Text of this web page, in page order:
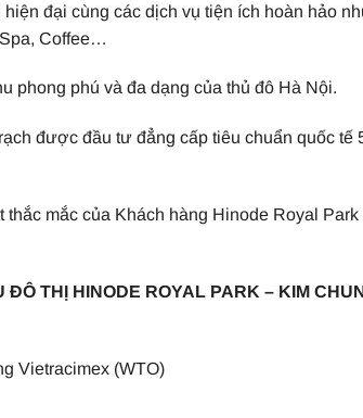
đại cùng các dịch vụ tiện ích hoàn hảo
Coffee…
phong phú và đa dạng của thủ đô Hà Nội.
được đầu tư đẳng cấp tiêu chuẩn quốc tế
mắc của Khách hàng Hinode Royal Park
THỊ HINODE ROYAL PARK – KIM
Vietracimex (WTO)